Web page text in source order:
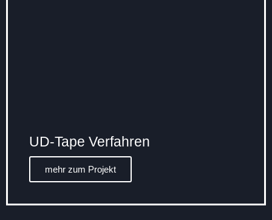
UD-Tape Verfahren
mehr zum Projekt